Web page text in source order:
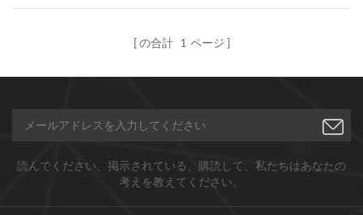
補である。
の合計 1 ページ
読んでください、掲示されている、購読して、私たちはあなたの
考えを教えてください。